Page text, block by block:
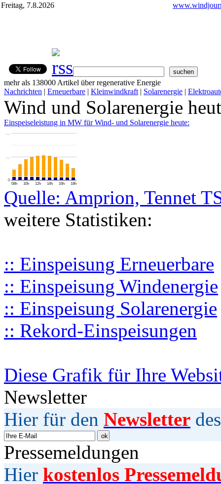
Freitag, 7.8.2026
mehr als 138000 Artikel über regenerative Energie
Nachrichten | Erneuerbare | Kleinwindkraft | Solarenergie |
Wind und Solarenergie
Einspeiseleistung in MW für Wind- und Solarenergie heute:
08h 10h 12h 14h 16h 18h
0
…
…
Quelle: Amprion, Tennet
weitere Statistiken:
:: Einspeisung Erneuerbare
:: Einspeisung Windenergie
:: Einspeisung Solarenergie
:: Rekord-Einspeisungen
Diese Grafik für Ihre
Newsletter
Hier für den Newsletter
Pressemeldungen
Hier kostenlos